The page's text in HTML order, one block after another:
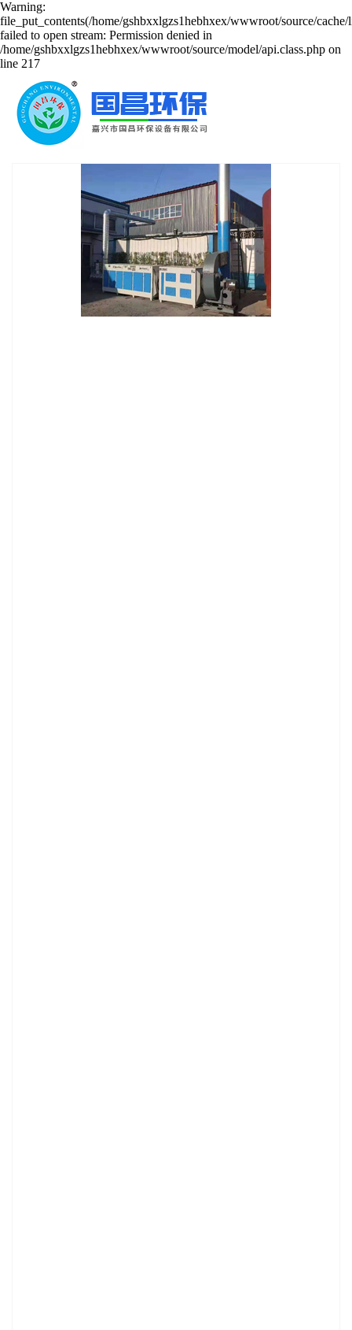
Warning:
file_put_contents(/home/gshbxxlgzs1hebhxex/wwwroot/source/cache/
failed to open stream: Permission denied in
/home/gshbxxlgzs1hebhxex/wwwroot/source/model/api.class.php on
line 217
UV光解净化器